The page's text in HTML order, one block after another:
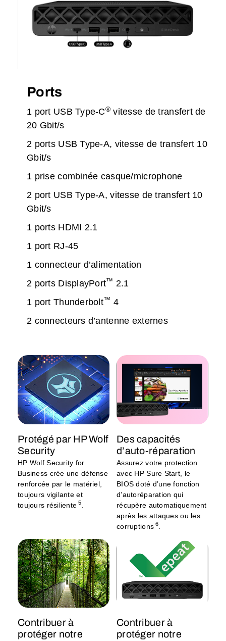
Ports
1 port USB Type-C® vitesse de transfert de
20 Gbit/s
2 ports USB Type-A, vitesse de transfert 10
Gbit/s
1 prise combinée casque/microphone
2 port USB Type-A, vitesse de transfert 10
Gbit/s
1 ports HDMI 2.1
1 port RJ-45
1 connecteur d’alimentation
2 ports DisplayPort™ 2.1
1 port Thunderbolt™ 4
2 connecteurs d’antenne externes
Protégé par HP Wolf
Security
HP Wolf Security for
Business crée une défense
renforcée par le matériel,
toujours vigilante et
toujours résiliente 5
Des capacités
d’auto-réparation
Assurez votre protection
avec HP Sure Start, le
BIOS doté d’une fonction
d’autoréparation qui
récupère automatiquement
après les attaques ou les
corruptions 6
Contribuer à
protéger notre
Contribuer à
protéger notre